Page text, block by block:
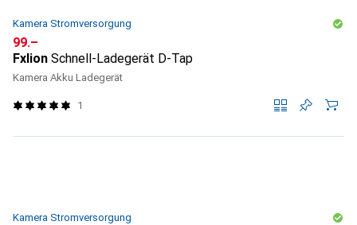
Kamera Stromversorgung
CHF
99.–
Fxlion Schnell-Ladegerät D-Tap
Kamera Akku Ladegerät
1
Kamera Stromversorgung